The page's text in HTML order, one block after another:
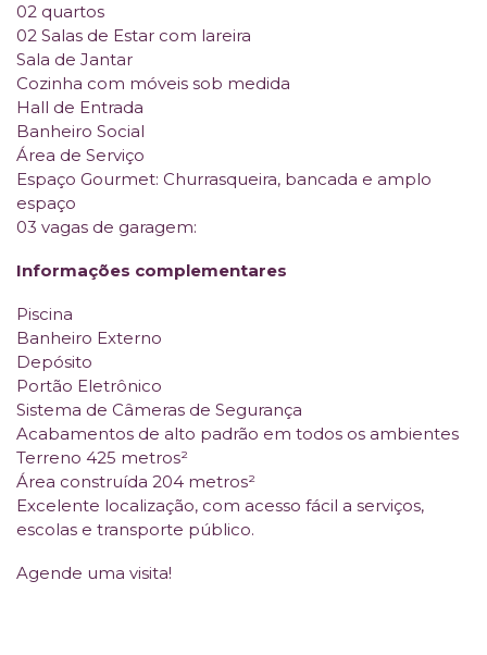
02 quartos
02 Salas de Estar com lareira
Sala de Jantar
Cozinha com móveis sob medida
Hall de Entrada
Banheiro Social
Área de Serviço
Espaço Gourmet: Churrasqueira, bancada e amplo
espaço
03 vagas de garagem:
Informações complementares
Piscina
Banheiro Externo
Depósito
Portão Eletrônico
Sistema de Câmeras de Segurança
Acabamentos de alto padrão em todos os ambientes
Terreno 425 metros²
Área construída 204 metros²
Excelente localização, com acesso fácil a serviços,
escolas e transporte público.
Agende uma visita!